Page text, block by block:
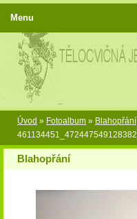
Úvod » Fotoalbum » Blahopřání
Blahopřání
Menu